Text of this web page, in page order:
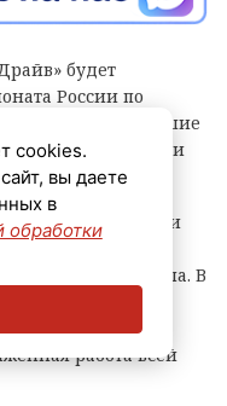
будет
России по
участие сильнейшие
следить тысячи
зрелищных и
гонщики
замкнутого типа. В
тут большое
но и тактика,
работа всей
cookies.
вы даете
в
обработки